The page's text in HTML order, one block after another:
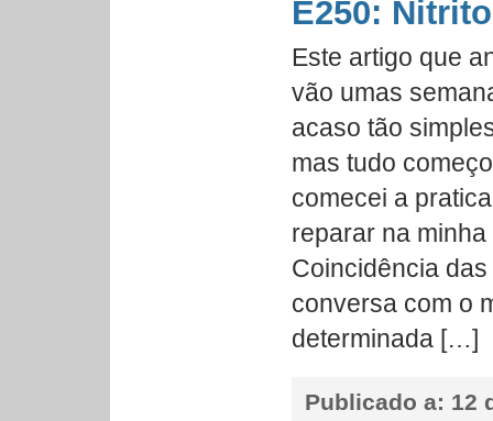
E250:
Este artigo que
vão umas
acaso tão
mas tudo
comecei a
reparar na
Coincidência
conversa com o
determinada […]
Publicado a: 12